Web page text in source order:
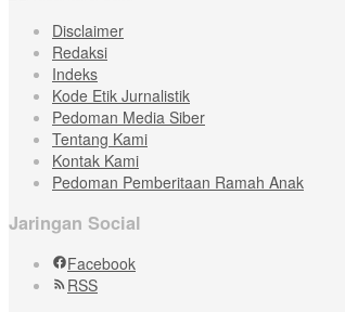
Disclaimer
Redaksi
Indeks
Kode Etik Jurnalistik
Pedoman Media Siber
Tentang Kami
Kontak Kami
Pedoman Pemberitaan Ramah Anak
Jaringan Social
Facebook
RSS